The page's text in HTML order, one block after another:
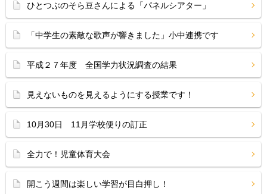
ひとつぶのそら豆さんによる「パネルシアター」
「中学生の素敵な歌声が響きました」小中連携です
平成２７年度 全国学力状況調査の結果
見えないものを見えるようにする授業です！
10月30日 11月学校便りの訂正
全力で！児童体育大会
開こう週間は楽しい学習が目白押し！